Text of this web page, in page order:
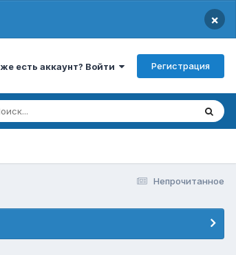
×
есть аккаунт? Войти Регистрация
Непрочитанное